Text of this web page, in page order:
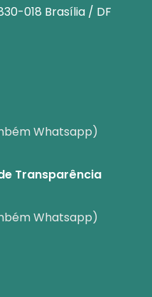
018 Brasília / DF
Whatsapp)
Transparência
Whatsapp)